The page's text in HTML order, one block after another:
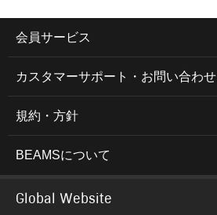
会員サービス
カスタマーサポート・お問い合わせ
規約・方針
BEAMSについて
Global Website